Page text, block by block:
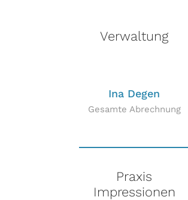
Verwaltung
Ina Degen
Gesamte Abrechnung
Praxis
Impressionen